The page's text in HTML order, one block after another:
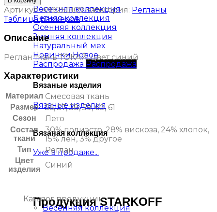
Весенняя коллекция
Летняя коллекция
Осенняя коллекция
Зимняя коллекция
Натуральный мех
Новинки
Распродажа
Вязаные изделия
Вязаные изделия
Вязаная коллекция
Уже в продаже...
Продукция STARKOFF
Артикул:499250109 Категория: Регланы
Таблица размеров
Описание
Реглан ткань ТОКАЙ, цвет синий
Характеристики
Материал Смесовая ткань
Размер 56, 57, 58, 59, 60, 61
Сезон Лето
Состав
ткани
30% полиэстр. 28% вискоза, 24% хлопок,
15% лён, 3% другое
Тип Реглан
Цвет
изделия
Синий
Каталог продукции
Весенняя коллекция